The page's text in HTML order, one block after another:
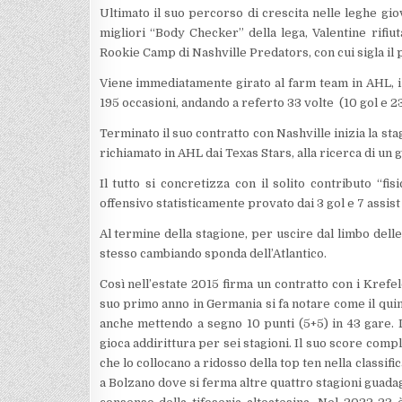
Ultimato il suo percorso di crescita nelle leghe
migliori “Body Checker” della lega, Valentine
Rookie Camp di Nashville Predators, con cui sigla
Viene immediatamente girato al farm team in
195 occasioni, andando a referto 33 volte (10 gol e
Terminato il suo contratto con Nashville inizia la
richiamato in AHL dai Texas Stars, alla ricerca di
Il tutto si concretizza con il solito contributo
offensivo statisticamente provato dai 3 gol e 7
Al termine della stagione, per uscire dal limbo
stesso cambiando sponda dell’Atlantico.
Così nell’estate 2015 firma un contratto con i
suo primo anno in Germania si fa notare come il
anche mettendo a segno 10 punti (5+5) in 43
gioca addirittura per sei stagioni. Il suo score
che lo collocano a ridosso della top ten nella
a Bolzano dove si ferma altre quattro stagioni